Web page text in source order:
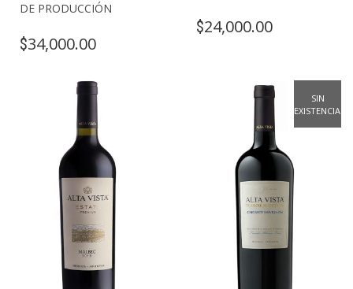
DE PRODUCCIÓN
$34,000.00
$24,000.00
SIN
EXISTENCIAS